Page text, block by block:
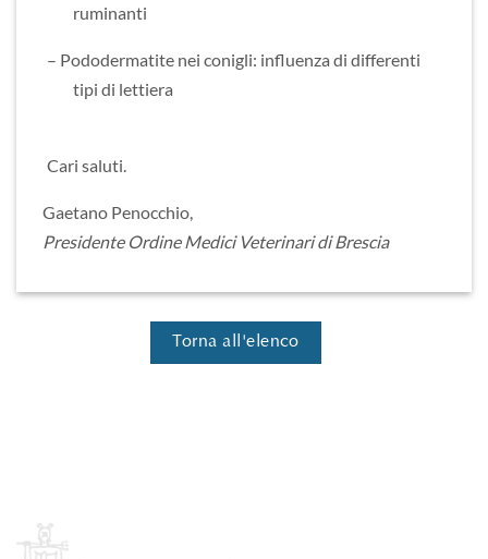
ruminanti
– Pododermatite nei conigli: influenza di differenti
tipi di lettiera
Cari saluti.
Gaetano Penocchio,
Presidente Ordine Medici Veterinari di Brescia
Torna all'elenco